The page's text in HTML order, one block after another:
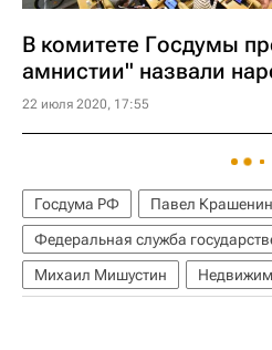
В комитете Госдумы
амнистии" назвали
22 июля 2020, 17:55
Госдума РФ
Павел
Михаил Мишустин